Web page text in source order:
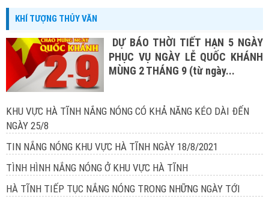
KHÍ TƯỢNG THỦY VĂN
DỰ BÁO THỜI TIẾT HẠN 5 NGÀY
PHỤC VỤ NGÀY LỄ QUỐC KHÁNH
MÙNG 2 THÁNG 9 (từ ngày...
KHU VỰC HÀ TĨNH NẮNG NÓNG CÓ KHẢ NĂNG KÉO DÀI ĐẾN
NGÀY 25/8
TIN NẮNG NÓNG KHU VỰC HÀ TĨNH NGÀY 18/8/2021
TÌNH HÌNH NẮNG NÓNG Ở KHU VỰC HÀ TĨNH
HÀ TĨNH TIẾP TỤC NẮNG NÓNG TRONG NHỮNG NGÀY TỚI